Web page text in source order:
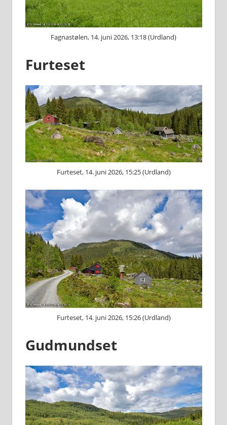
Fagnastølen, 14. juni 2026, 13:18 (Urdland)
Furteset
Furteset, 14. juni 2026, 15:25 (Urdland)
Furteset, 14. juni 2026, 15:26 (Urdland)
Gudmundset